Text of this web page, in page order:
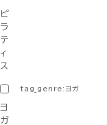
ピ
ラ
テ
ィ
ス
tag_genre:ヨガ
ヨ
ガ